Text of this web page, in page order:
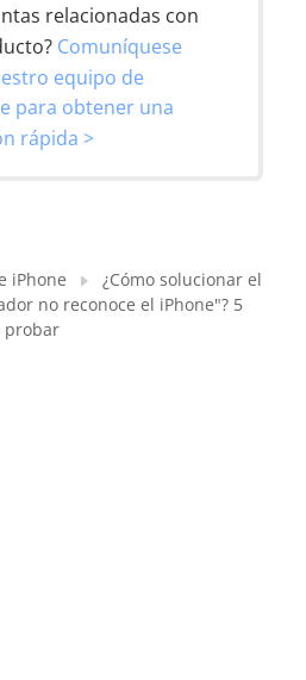
relacionadas con
Comuníquese
equipo de
para obtener una
rápida >
iPhone
¿Cómo solucionar el
no reconoce el iPhone"? 5
probar